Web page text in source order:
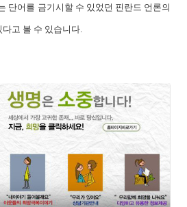
단어를 금기시할 수 있었던 핀란드 언론의
고 볼 수 있습니다.